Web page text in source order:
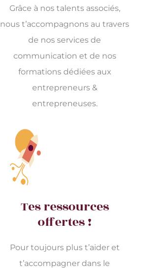
Grâce à nos talents associés,
nous t’accompagnons au travers
de nos services de
communication et de nos
formations dédiées aux
entrepreneurs &
entrepreneuses.
Tes ressources
offertes !
Pour toujours plus t’aider et
t’accompagner dans le